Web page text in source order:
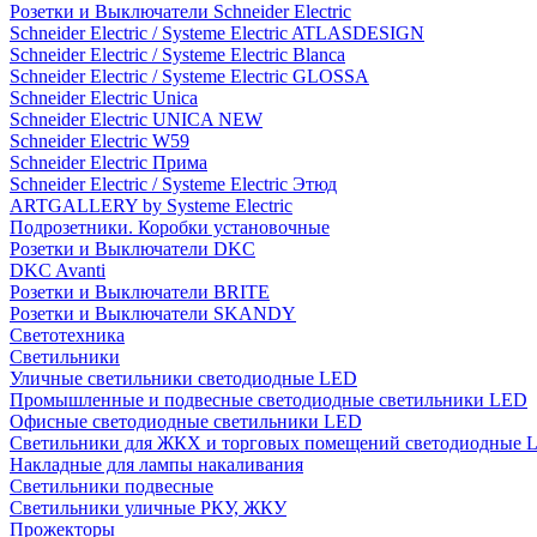
Розетки и Выключатели Schneider Electric
Schneider Electric / Systeme Electric ATLASDESIGN
Schneider Electric / Systeme Electric Blanca
Schneider Electric / Systeme Electric GLOSSA
Schneider Electric Unica
Schneider Electric UNICA NEW
Schneider Electric W59
Schneider Electric Прима
Schneider Electric / Systeme Electric Этюд
ARTGALLERY by Systeme Electric
Подрозетники. Коробки установочные
Розетки и Выключатели DKC
DKC Avanti
Розетки и Выключатели BRITE
Розетки и Выключатели SKANDY
Светотехника
Светильники
Уличные светильники светодиодные LED
Промышленные и подвесные светодиодные светильники LED
Офисные светодиодные светильники LED
Светильники для ЖКХ и торговых помещений светодиодные
Накладные для лампы накаливания
Светильники подвесные
Светильники уличные РКУ, ЖКУ
Прожекторы